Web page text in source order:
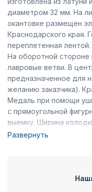
диаметром 32 мм. На
окантовке размещен
Краснодарского края.
переплетенная лентой.
На оборотной
лавровые ветви. В
предназначенное для
желанию заказчика).
Медаль при помощи
с прямоугольной
выемку. Ширина
(включая нижний
текстом. Текст
Развернуть